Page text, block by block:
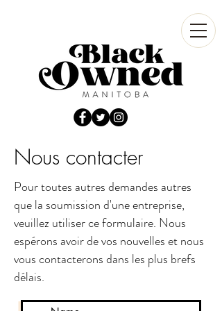
Nous contacter
Pour toutes autres demandes autres
que la soumission d'une entreprise,
veuillez utiliser ce formulaire. Nous
espérons avoir de vos nouvelles et nous
vous contacterons dans les plus brefs
délais.